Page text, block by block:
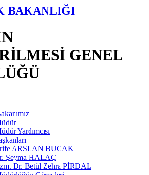
BAKANLIĞI
GENEL
Yardımcısı
ARSLAN BUCAK
Şeyma HALAÇ
Dr. Betül Zehra PİRDAL